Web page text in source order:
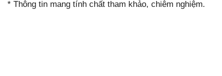
* Thông tin mang tính chất tham khảo, chiêm nghiệm.